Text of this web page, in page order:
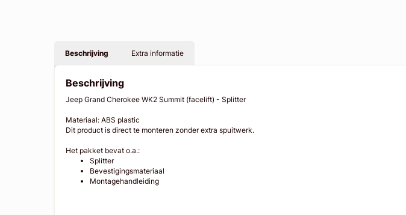
Beschrijving Extra informatie
Beschrijving
Jeep Grand Cherokee WK2 Summit (facelift) - Splitter
Materiaal: ABS plastic
Dit product is direct te monteren zonder extra spuitwerk.
Het pakket bevat o.a.:
Splitter
Bevestigingsmateriaal
Montagehandleiding